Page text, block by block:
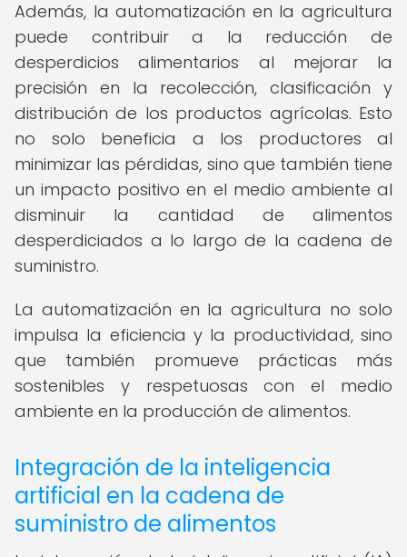
Además, la automatización en la agricultura
puede contribuir a la reducción de
desperdicios alimentarios al mejorar la
precisión en la recolección, clasificación y
distribución de los productos agrícolas. Esto
no solo beneficia a los productores al
minimizar las pérdidas, sino que también tiene
un impacto positivo en el medio ambiente al
disminuir la cantidad de alimentos
desperdiciados a lo largo de la cadena de
suministro.
La automatización en la agricultura no solo
impulsa la eficiencia y la productividad, sino
que también promueve prácticas más
sostenibles y respetuosas con el medio
ambiente en la producción de alimentos.
Integración de la inteligencia
artificial en la cadena de
suministro de alimentos